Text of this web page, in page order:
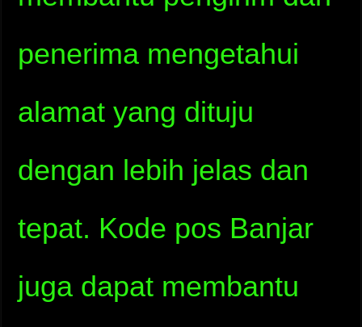
penerima mengetahui
alamat yang dituju
dengan lebih jelas dan
tepat. Kode pos Banjar
juga dapat membantu